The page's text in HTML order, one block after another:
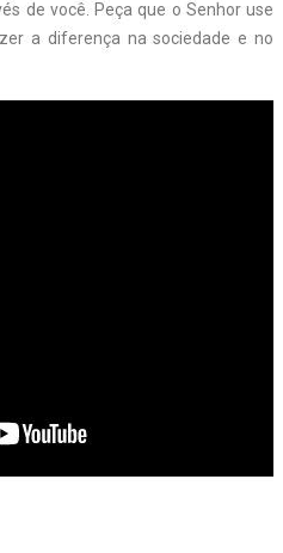
de você. Peça que o Senhor use
a diferença na sociedade e no